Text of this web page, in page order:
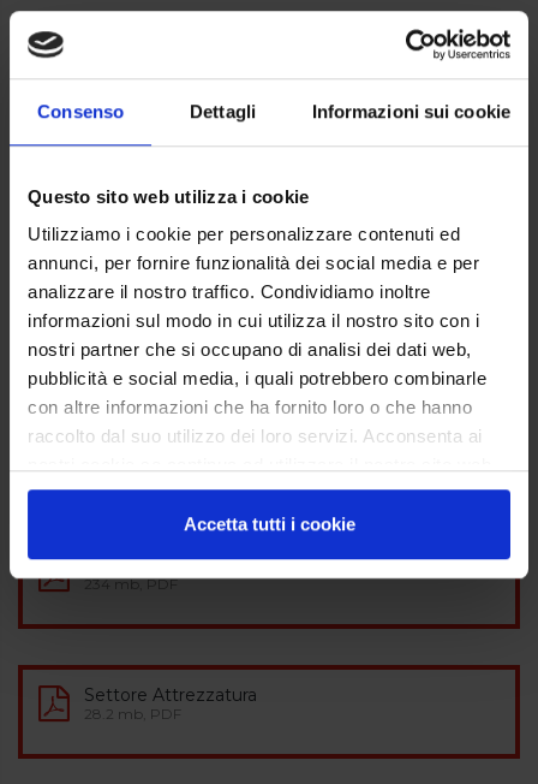
Consenso Dettagli Informazioni sui cookie
Questo sito web utilizza i cookie
Utilizziamo i cookie per personalizzare contenuti ed
annunci, per fornire funzionalità dei social media e per
analizzare il nostro traffico. Condividiamo inoltre
informazioni sul modo in cui utilizza il nostro sito con i
nostri partner che si occupano di analisi dei dati web,
pubblicità e social media, i quali potrebbero combinarle
con altre informazioni che ha fornito loro o che hanno
raccolto dal suo utilizzo dei loro servizi. Acconsenta ai
Accetta tutti i cookie
Catalogo completo
234 mb, PDF
Settore Attrezzatura
28.2 mb, PDF